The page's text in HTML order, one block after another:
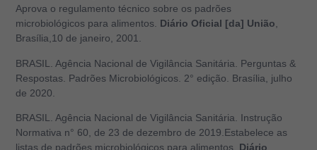
Aprova o regulamento técnico sobre os padrões
microbiológicos para alimentos. Diário Oficial [da] União,
Brasília,10 de janeiro, 2001.
BRASIL. Agência Nacional de Vigilância Sanitária. Perguntas &
Respostas. Padrões Microbiológicos. 2° edição. Brasília, julho
de 2020.
BRASIL. Agência Nacional de Vigilância Sanitária. Instrução
Normativa n° 60, de 23 de dezembro de 2019.Estabelece as
listas de padrões microbiológicos para alimentos. Diário